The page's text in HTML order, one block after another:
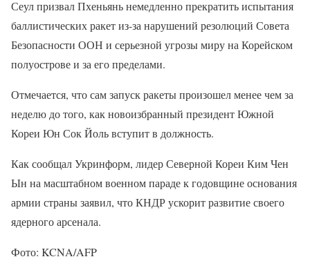
Сеул призвал Пхеньянь немедленно прекратить испытания
баллистических ракет из-за нарушений резолюций Совета
Безопасности ООН и серьезной угрозы миру на Корейском
полуострове и за его пределами.
Отмечается, что сам запуск ракеты произошел менее чем за
неделю до того, как новоизбранный президент Южной
Кореи Юн Сок Йоль вступит в должность.
Как сообщал Укринформ, лидер Северной Кореи Ким Чен
Ын на масштабном военном параде к годовщине основания
армии страны заявил, что КНДР ускорит развитие своего
ядерного арсенала.
Фото: KCNA/AFP